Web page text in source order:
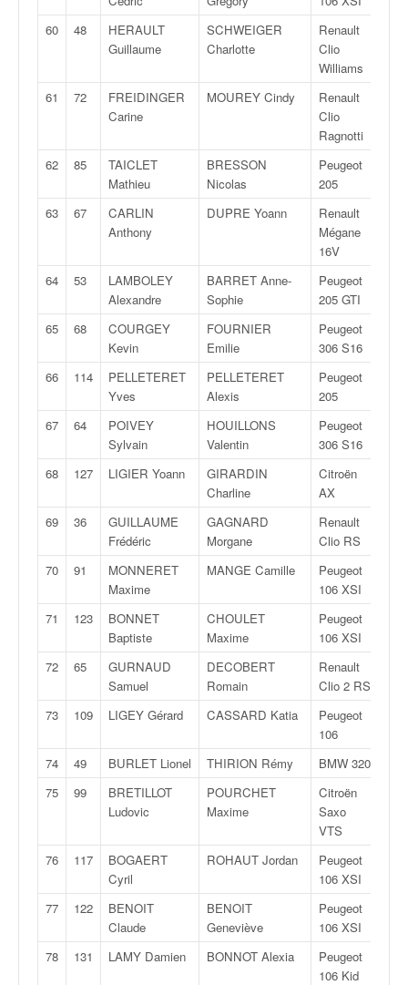
60 48
HERAULT
Guillaume
SCHWEIGER
Charlotte
Renault
Clio
Williams
61 72
FREIDINGER
Carine
MOUREY Cindy
Renault
Clio
Ragnotti
62 85
TAICLET
Mathieu
BRESSON
Nicolas
Peugeot
205
63 67
CARLIN
Anthony
DUPRE Yoann
Renault
Mégane
16V
64 53
LAMBOLEY
Alexandre
BARRET Anne-
Sophie
Peugeot
205 GTI
65 68
COURGEY
Kevin
FOURNIER
Emilie
Peugeot
306 S16
66 114
PELLETERET
Yves
PELLETERET
Alexis
Peugeot
205
67 64
POIVEY
Sylvain
HOUILLONS
Valentin
Peugeot
306 S16
68 127 LIGIER Yoann
GIRARDIN
Charline
Citroën
AX
69 36
GUILLAUME
Frédéric
GAGNARD
Morgane
Renault
Clio RS
70 91
MONNERET
Maxime
MANGE Camille
Peugeot
106 XSI
71 123
BONNET
Baptiste
CHOULET
Maxime
Peugeot
106 XSI
72 65
GURNAUD
Samuel
DECOBERT
Romain
Renault
Clio 2 RS
73 109 LIGEY Gérard CASSARD Katia
Peugeot
106
74 49 BURLET Lionel THIRION Rémy BMW 320
75
99
BRETILLOT
Ludovic
POURCHET
Maxime
Citroën
Saxo
VTS
76 117
BOGAERT
Cyril
ROHAUT Jordan
Peugeot
106 XSI
77 122
BENOIT
Claude
BENOIT
Geneviève
Peugeot
106 XSI
78 131 LAMY Damien BONNOT Alexia
Peugeot
106 Kid